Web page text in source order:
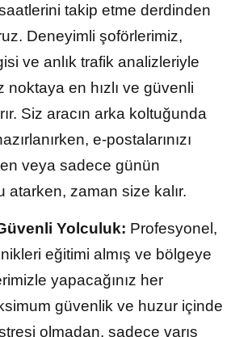
takip etme derdinden
Deneyimli şoförlerimiz,
ve anlık trafik analizleriyle
noktaya en hızlı ve güvenli
Siz aracın arka koltuğunda
e-postalarınızı
veya sadece günün
atarken, zaman size kalır.
Yolculuk: Profesyonel,
eğitimi almış ve bölgeye
yapacağınız her
güvenlik ve huzur içinde
olmadan, sadece varış